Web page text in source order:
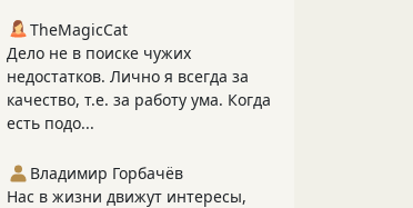
TheMagicCat
Дело не в поиске чужих
недостатков. Лично я всегда за
качество, т.е. за работу ума. Когда
есть подо...
Владимир Горбачёв
Нас в жизни движут интересы,